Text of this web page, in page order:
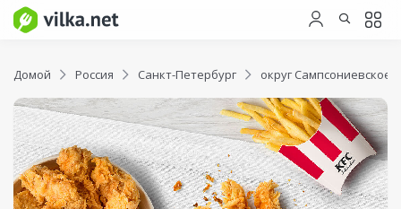
Домой Россия Санкт-Петербург округ Сампсониевское